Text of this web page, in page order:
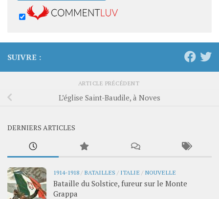
SUIVRE :
ARTICLE PRÉCÉDENT
L’église Saint-Baudile, à Noves
DERNIERS ARTICLES
1914-1918 / BATAILLES / ITALIE / NOUVELLE
Bataille du Solstice, fureur sur le Monte
Grappa